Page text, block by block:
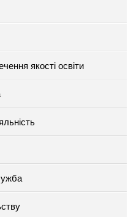
якості освіти